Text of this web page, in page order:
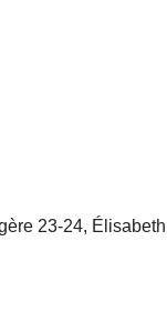
23-24, Élisabeth